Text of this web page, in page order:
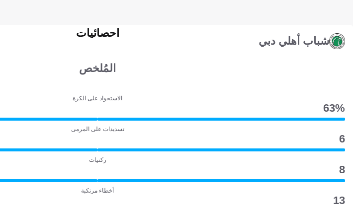
شباب أهلي دبي
احصائيات
المُلخص
الاستحواذ على الكرة
63‎%‎
تسديدات على المرمى
6
ركنيات
8
أخطاء مرتكبة
13